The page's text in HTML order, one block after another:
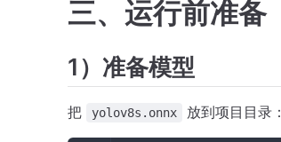
三、运行前准备
1）准备模型
把 yolov8s.onnx 放到项目目录：